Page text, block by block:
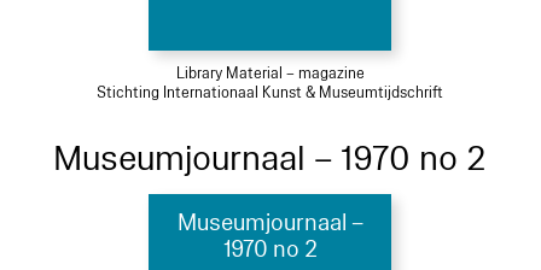
Library Material – magazine
Stichting Internationaal Kunst & Museumtijdschrift
Museumjournaal – 1970 no 2
Museumjournaal –
1970 no 2